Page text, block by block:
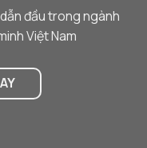
đầu trong ngành
Việt Nam